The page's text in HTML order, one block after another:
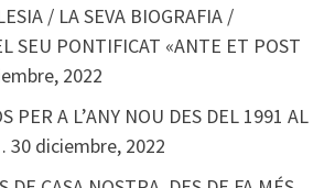
/ LA SEVA BIOGRAFIA /
SEU PONTIFICAT «ANTE ET POST
2022
PER A L’ANY NOU DES DEL 1991 AL
30 diciembre, 2022